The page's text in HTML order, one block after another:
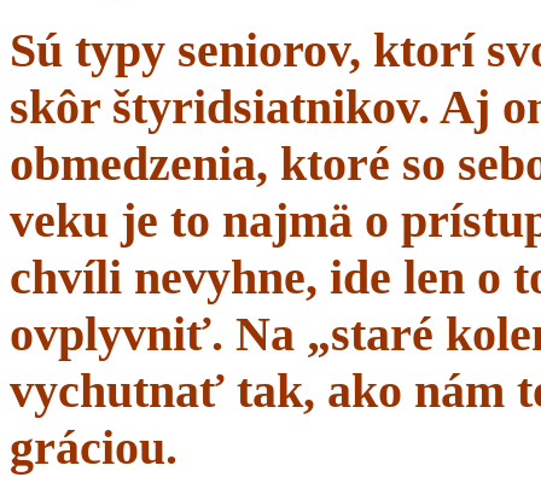
Sú typy seniorov, ktorí
skôr štyridsiatnikov. Aj
obmedzenia, ktoré so
veku je to najmä o
chvíli nevyhne, ide len o
ovplyvniť. Na „staré
vychutnať tak, ako nám
gráciou.